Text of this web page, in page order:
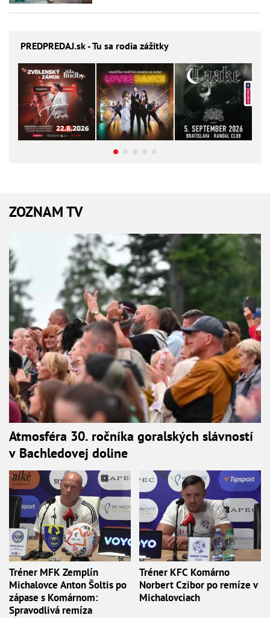
PREDPREDAJ.sk - Tu sa rodia zážitky
ZOZNAM TV
Atmosféra 30. ročníka goralských slávností
v Bachledovej doline
Tréner MFK Zemplín
Michalovce Anton Šoltis po
zápase s Komárnom:
Spravodlivá remíza
Tréner KFC Komárno
Norbert Czibor po remíze v
Michalovciach